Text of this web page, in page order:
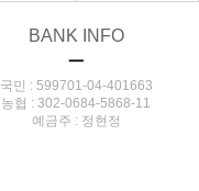
BANK INFO
ㅡ
국민 : 599701-04-401663
농협 : 302-0684-5868-11
예금주 : 정현정